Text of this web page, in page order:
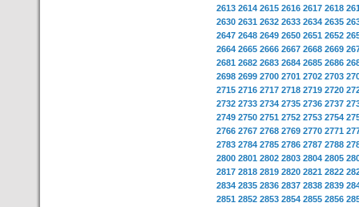
2613 2614 2615 2616 2617 2618
2630 2631 2632 2633 2634 2635
2647 2648 2649 2650 2651 2652
2664 2665 2666 2667 2668 2669
2681 2682 2683 2684 2685 2686
2698 2699 2700 2701 2702 2703
2715 2716 2717 2718 2719 2720
2732 2733 2734 2735 2736 2737
2749 2750 2751 2752 2753 2754
2766 2767 2768 2769 2770 2771
2783 2784 2785 2786 2787 2788
2800 2801 2802 2803 2804 2805
2817 2818 2819 2820 2821 2822
2834 2835 2836 2837 2838 2839
2851 2852 2853 2854 2855 2856